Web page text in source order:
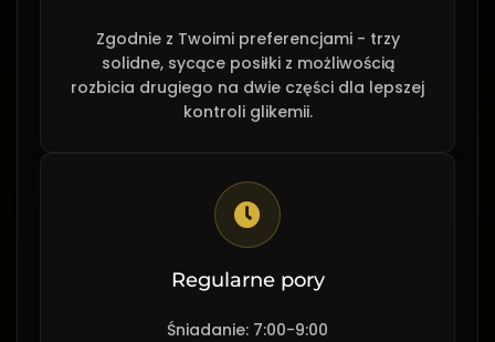
Zgodnie z Twoimi preferencjami - trzy
solidne, sycące posiłki z możliwością
rozbicia drugiego na dwie części dla lepszej
kontroli glikemii.
Regularne pory
Śniadanie: 7:00-9:00